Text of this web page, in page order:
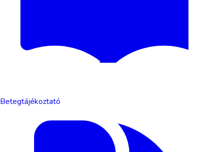
Betegtájékoztató